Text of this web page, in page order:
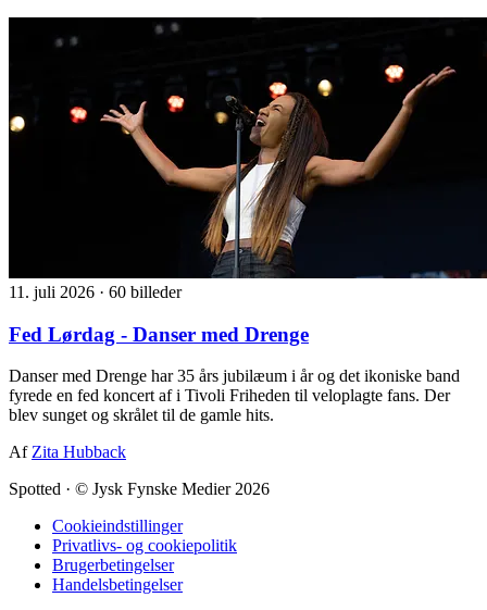
11. juli 2026 · 60 billeder
Fed Lørdag - Danser med Drenge
Danser med Drenge har 35 års jubilæum i år og det ikoniske band
fyrede en fed koncert af i Tivoli Friheden til veloplagte fans. Der
blev sunget og skrålet til de gamle hits.
Af Zita Hubback
Spotted · © Jysk Fynske Medier 2026
Cookieindstillinger
Privatlivs- og cookiepolitik
Brugerbetingelser
Handelsbetingelser